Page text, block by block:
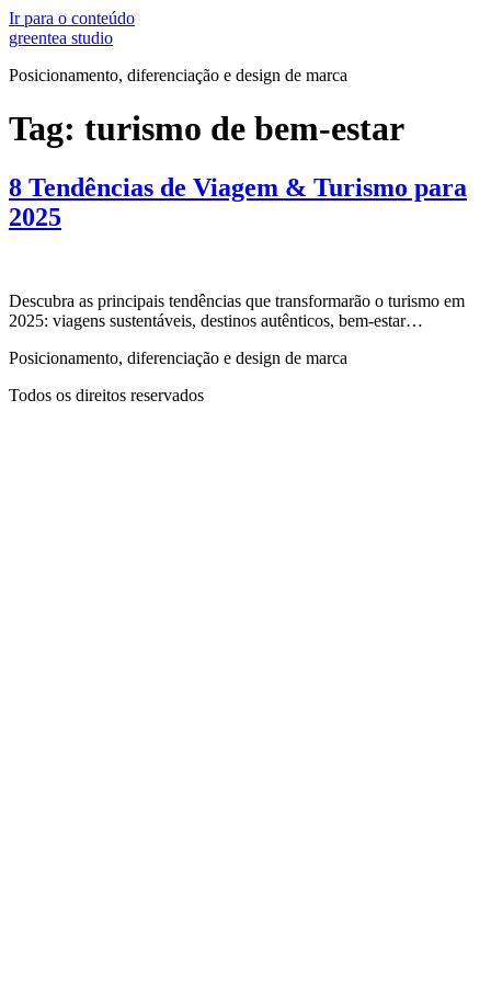
Ir para o conteúdo
greentea studio
Posicionamento, diferenciação e design de marca
Tag: turismo de bem-estar
8 Tendências de Viagem & Turismo para
2025
Descubra as principais tendências que transformarão o turismo em
2025: viagens sustentáveis, destinos autênticos, bem-estar…
Posicionamento, diferenciação e design de marca
Todos os direitos reservados